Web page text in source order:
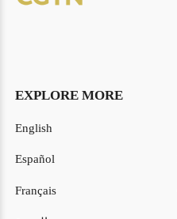
EXPLORE MORE
English
Español
Français